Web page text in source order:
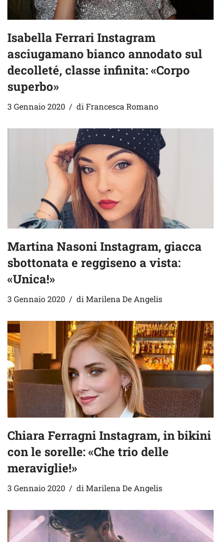
Isabella Ferrari Instagram
asciugamano bianco annodato sul
decolleté, classe infinita: «Corpo
superbo»
3 Gennaio 2020 di Francesca Romano
Martina Nasoni Instagram, giacca
sbottonata e reggiseno a vista:
«Unica!»
3 Gennaio 2020 di Marilena De Angelis
Chiara Ferragni Instagram, in bikini
con le sorelle: «Che trio delle
meraviglie!»
3 Gennaio 2020 di Marilena De Angelis